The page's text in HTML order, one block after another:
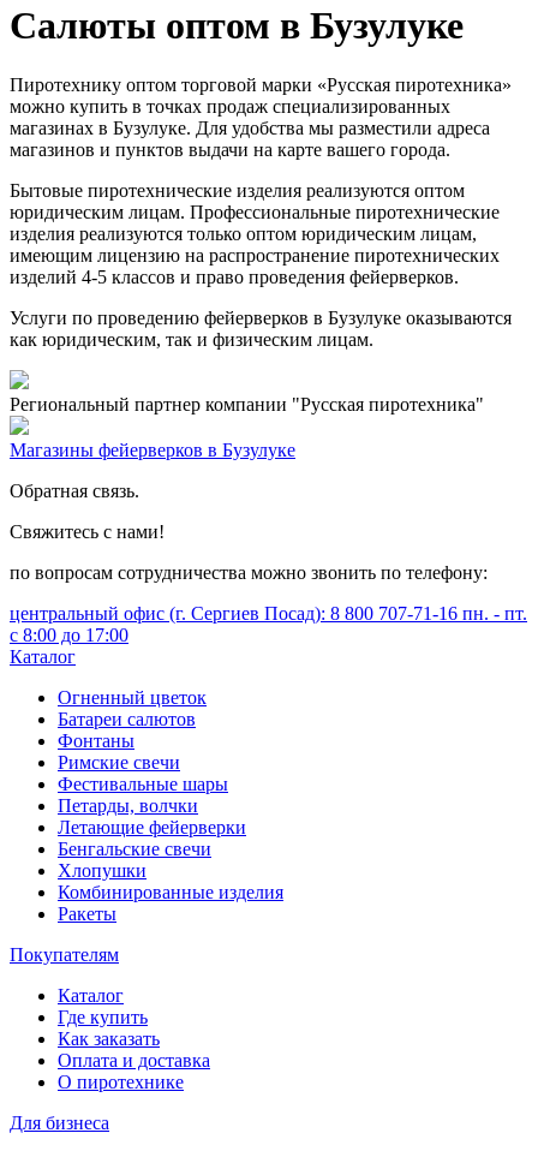
Салюты оптом в Бузулуке
Пиротехнику оптом торговой марки «Русская пиротехника»
можно купить в точках продаж специализированных
магазинах в Бузулуке. Для удобства мы разместили адреса
магазинов и пунктов выдачи на карте вашего города.
Бытовые пиротехнические изделия реализуются оптом
юридическим лицам. Профессиональные пиротехнические
изделия реализуются только оптом юридическим лицам,
имеющим лицензию на распространение пиротехнических
изделий 4-5 классов и право проведения фейерверков.
Услуги по проведению фейерверков в Бузулуке оказываются
как юридическим, так и физическим лицам.
Региональный партнер компании "Русская пиротехника"
Магазины фейерверков в Бузулуке
Обратная связь.
Свяжитесь с нами!
по вопросам сотрудничества можно звонить по телефону:
центральный офис (г. Сергиев Посад): 8 800 707-71-16 пн. - пт.
с 8:00 до 17:00
Каталог
Огненный цветок
Батареи салютов
Фонтаны
Римские свечи
Фестивальные шары
Петарды, волчки
Летающие фейерверки
Бенгальские свечи
Хлопушки
Комбинированные изделия
Ракеты
Покупателям
Каталог
Где купить
Как заказать
Оплата и доставка
О пиротехнике
Для бизнеса